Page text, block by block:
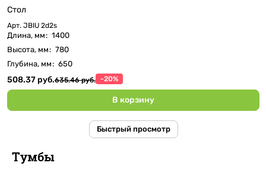
Стол
Арт. JBIU 2d2s
Длина, мм: 1400
Высота, мм: 780
Глубина, мм: 650
508.37 руб.635.46 руб. -20%
В корзину
Быстрый просмотр
Тумбы